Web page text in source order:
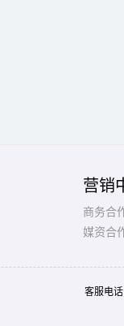
营销
商务合
媒资合
客服电